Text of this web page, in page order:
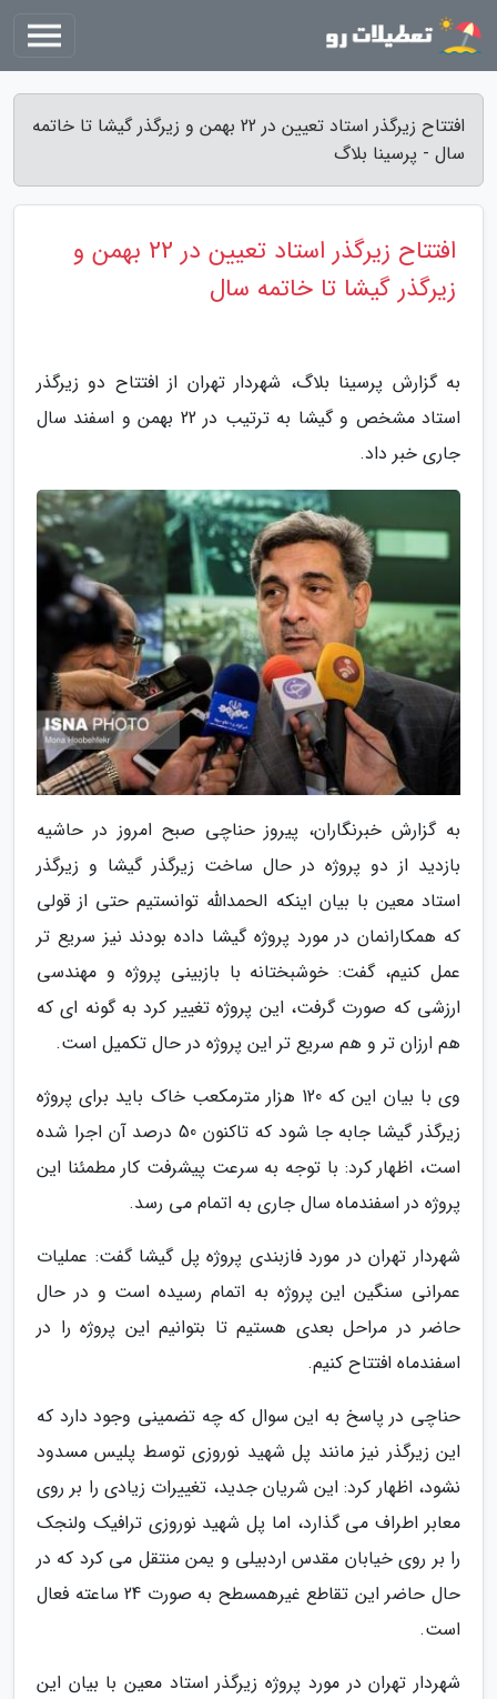
افتتاح زیرگذر استاد تعیین در 22 بهمن و زیرگذر گیشا تا خاتمه
سال - پرسینا بلاگ
افتتاح زیرگذر استاد تعیین در 22 بهمن و
زیرگذر گیشا تا خاتمه سال
به گزارش پرسینا بلاگ، شهردار تهران از افتتاح دو زیرگذر
استاد مشخص و گیشا به ترتیب در 22 بهمن و اسفند سال
جاری خبر داد.
به گزارش خبرنگاران، پیروز حناچی صبح امروز در حاشیه
بازدید از دو پروژه در حال ساخت زیرگذر گیشا و زیرگذر
استاد معین با بیان اینکه الحمدالله توانستیم حتی از قولی
که همکارانمان در مورد پروژه گیشا داده بودند نیز سریع تر
عمل کنیم، گفت: خوشبختانه با بازبینی پروژه و مهندسی
ارزشی که صورت گرفت، این پروژه تغییر کرد به گونه ای که
هم ارزان تر و هم سریع تر این پروژه در حال تکمیل است.
وی با بیان این که 120 هزار مترمکعب خاک باید برای پروژه
زیرگذر گیشا جابه جا شود که تاکنون 50 درصد آن اجرا شده
است، اظهار کرد: با توجه به سرعت پیشرفت کار مطمئنا این
پروژه در اسفندماه سال جاری به اتمام می رسد.
شهردار تهران در مورد فازبندی پروژه پل گیشا گفت: عملیات
عمرانی سنگین این پروژه به اتمام رسیده است و در حال
حاضر در مراحل بعدی هستیم تا بتوانیم این پروژه را در
اسفندماه افتتاح کنیم.
حناچی در پاسخ به این سوال که چه تضمینی وجود دارد که
این زیرگذر نیز مانند پل شهید نوروزی توسط پلیس مسدود
نشود، اظهار کرد: این شریان جدید، تغییرات زیادی را بر روی
معابر اطراف می گذارد، اما پل شهید نوروزی ترافیک ولنجک
را بر روی خیابان مقدس اردبیلی و یمن منتقل می کرد که در
حال حاضر این تقاطع غیرهمسطح به صورت 24 ساعته فعال
است.
شهردار تهران در مورد پروژه زیرگذر استاد معین با بیان این